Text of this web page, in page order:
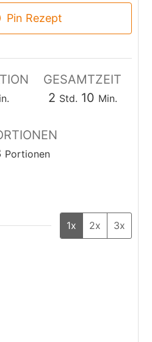
Pin Rezept
GESAMTZEIT
2Stunden
Std. 10Minuten
Min.
Portionen
1x 2x 3x